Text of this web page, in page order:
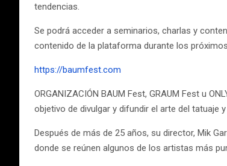
tendencias.
Se podrá acceder a seminarios, charlas y
contenido de la plataforma durante los
https://baumfest.com
ORGANIZACIÓN BAUM Fest, GRAUM Fest u
objetivo de divulgar y difundir el arte del tatuaje
Después de más de 25 años, su director, Mik
donde se reúnen algunos de los artistas más